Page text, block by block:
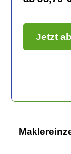
Jetzt